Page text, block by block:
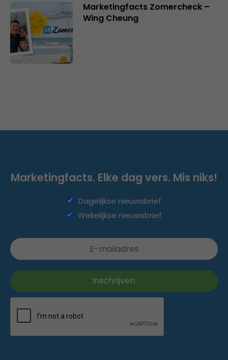
Marketingfacts Zomercheck –
Wing Cheung
Marketingfacts. Elke dag vers. Mis niks!
Dagelijkse nieuwsbrief
Wekelijkse nieuwsbrief